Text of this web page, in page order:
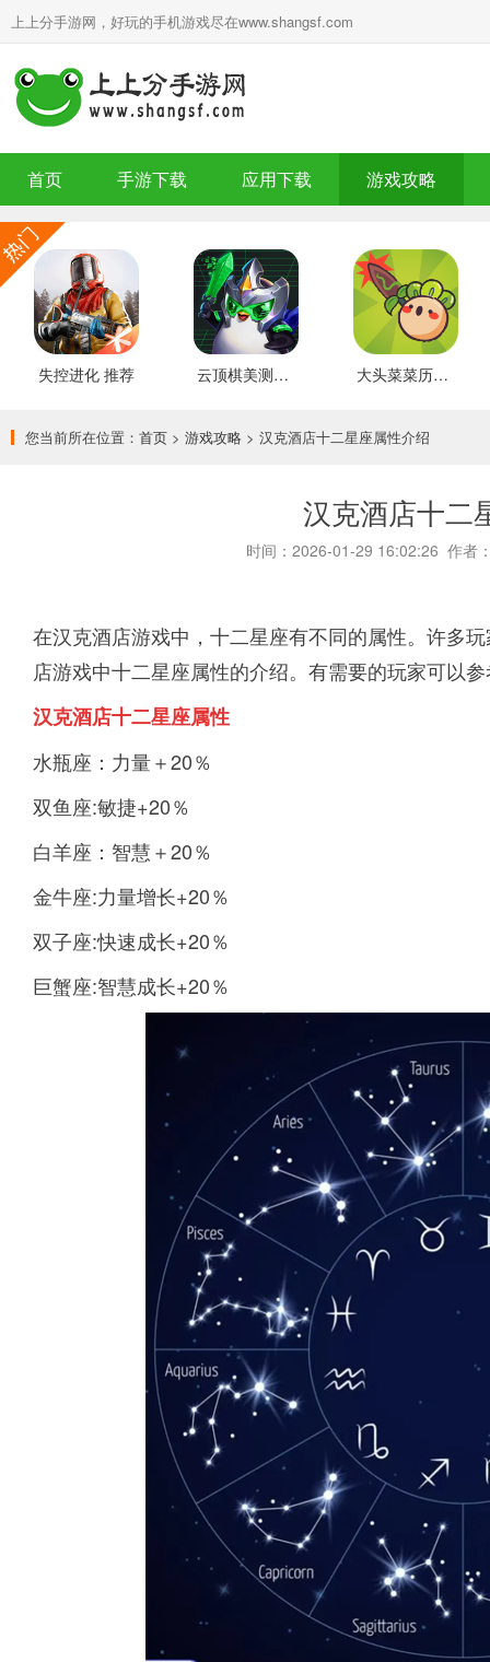
上上分手游网，好玩的手机游戏尽在www.shangsf.com
首页 手游下载 应用下载 游戏攻略
失控进化 推荐 云顶棋美测服 最新版 大头菜菜历险记 好玩的
您当前所在位置： 首页 > 游戏攻略 > 汉克酒店十二星座属性介绍
汉克酒店十二
时间：2026-01-29 16:02:26 作者
在汉克酒店游戏中，十二星座有不同的属性。许多
店游戏中十二星座属性的介绍。有需要的玩家可以
汉克酒店十二星座属性
水瓶座：力量＋20％
双鱼座:敏捷+20％
白羊座：智慧＋20％
金牛座:力量增长+20％
双子座:快速成长+20％
巨蟹座:智慧成长+20％